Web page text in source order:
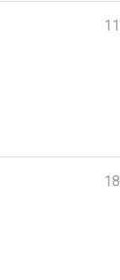
11
18